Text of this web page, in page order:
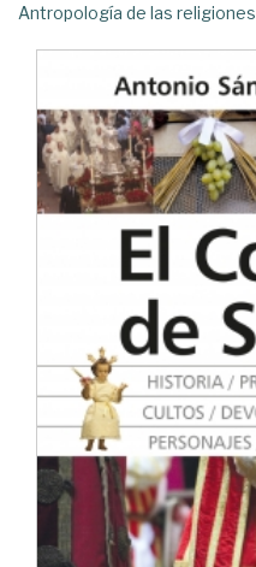
Antropología de las religiones